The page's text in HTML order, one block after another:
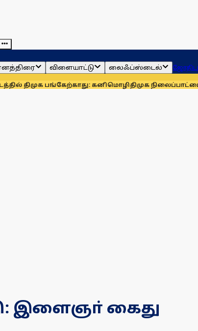
விளையாட்டு லைஃப்ஸ்டைல்
பங்கேற்காது: கனிமொழிதிமுக நிலைப்பாட்டை அறிய
இளைஞா் கைது